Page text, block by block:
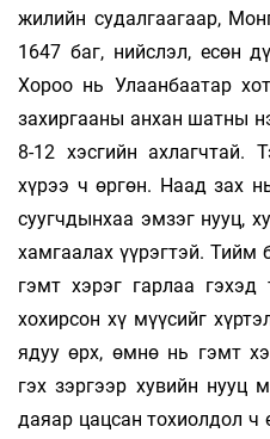
жилийн судалгаагаар,
1647 баг, нийслэл, есөн
Хороо нь Улаанбаатар
захиргааны анхан шатны
8-12 хэсгийн ахлагчтай.
хүрээ ч өргөн. Наад зах
суугчдынхаа эмзэг нууц,
хамгаалах үүрэгтэй. Тийм
гэмт хэрэг гарлаа гэхэд
хохирсон хү­ мүүсийг
ядуу өрх, өмнө нь гэмт
гэх зэргээр хувийн нууц
даяар цацсан тохиолдол ч